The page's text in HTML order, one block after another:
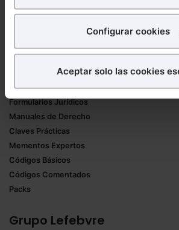
para poder mostrarte publicidad y
¿Qué puedes hacer?
experiencia en la web sea óptima
todas las cookies excepto aquellas
seleccionar solo aquellas que
navegador. Si no seleccionas
Configurar cookies
Aceptar solo las cookies
Trabaja con nosotros
Mementos
Formularios Jurídicos
Manuales de Derecho
Claves Prácticas
Mementos Expertos
Códigos Básicos
Códigos Comentados
Packs
Grupo Lefebvre